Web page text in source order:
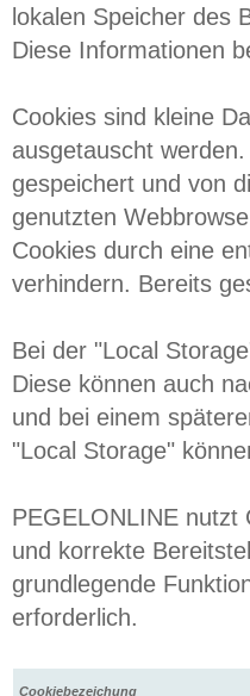
lokalen Speicher des
Diese Informationen
Cookies sind kleine
ausgetauscht
gespeichert und von
genutzten
Cookies durch eine
verhindern. Bereits
Bei der "Local
Diese können auch
und bei einem
"Local Storage"
PEGELONLINE nutzt
und korrekte
grundlegende
erforderlich.
Cookiebezeichung